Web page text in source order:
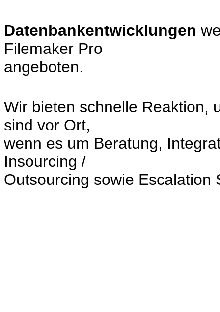
Datenbankentwicklungen
Filemaker Pro
angeboten.
Wir bieten schnelle Reaktion,
sind vor Ort,
wenn es um Beratung,
Insourcing /
Outsourcing sowie Escalation